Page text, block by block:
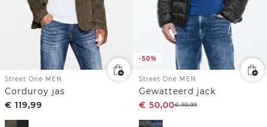
Street One MEN
Corduroy jas
€ 119,99
-50%
Street One MEN
Gewatteerd jack
€ 50,00€99,99